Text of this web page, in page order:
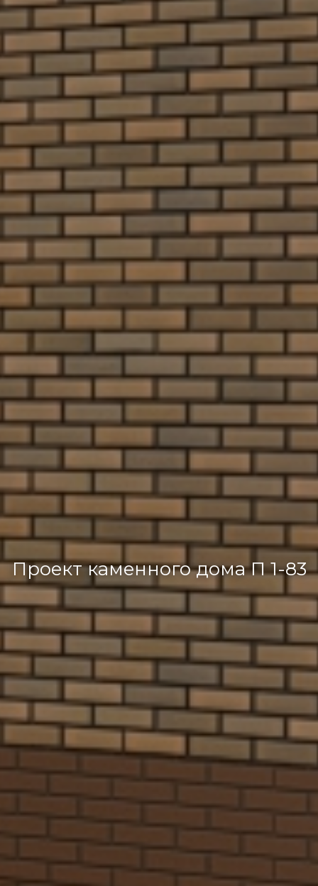
Проект каменного дома П 1-83